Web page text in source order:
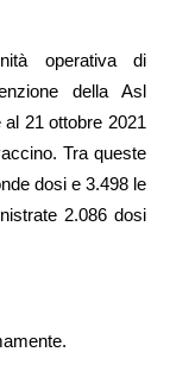
operativa di
della Asl
al 21 ottobre 2021
Tra queste
dosi e 3.498 le
2.086 dosi